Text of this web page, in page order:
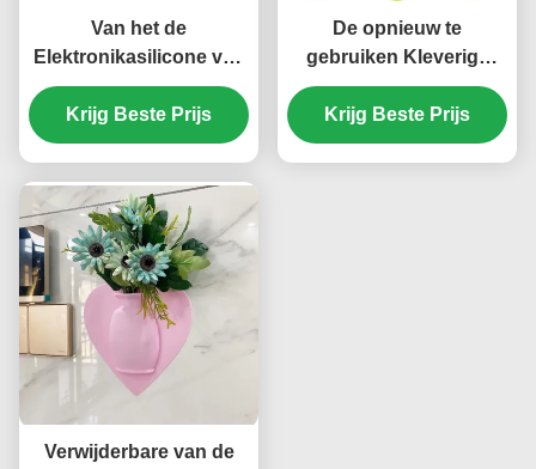
Van het de
Elektronikasilicone van
FDA Ergonomische van
het het Gevalgel
Smaakloze de Polsrust
Krijg Beste Prijs
De opnieuw te
gebruiken Kleverige
Vaas Niet-toxische
Duurzame Multiscene
van het Siliconevenster
Krijg Beste Prijs
Verwijderbare van de